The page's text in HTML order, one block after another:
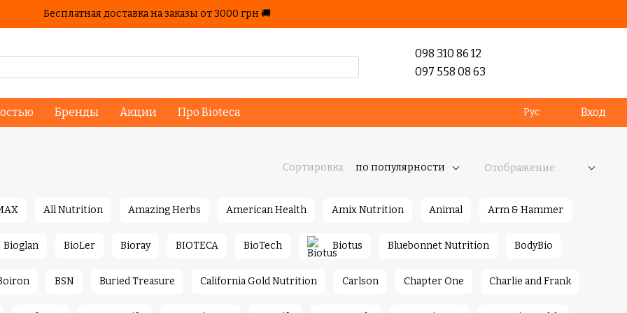
Бесплатная доставка на заказы от 3000 грн 🚚
098 310 86 12
097 558 08 63
Бренды Акции Про Bioteca Рус Вход
Сортировка: по популярности Отображение:
All Nutrition Amazing Herbs American Health Amix Nutrition Animal Arm & Hammer
Bioglan BioLer Bioray BIOTECA BioTech Biotus Bluebonnet Nutrition BodyBio
BSN Buried Treasure California Gold Nutrition Carlson Chapter One Charlie and Frank